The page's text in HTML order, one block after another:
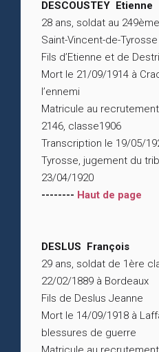
DESCOUSTEY Etienne
28 ans, soldat au
Saint-Vincent-de-Tyrosse
Fils d’Etienne et de
Mort le 21/09/1914 à
l’ennemi
Matricule au
2146, classe1906
Transcription le 19/05/
Tyrosse, jugement du
23/04/1920
-------- Haut de page
DESLUS François
29 ans, soldat de 1ère
22/02/1889 à Bordeaux
Fils de Deslus Jeanne
Mort le 14/09/1918 à
blessures de guerre